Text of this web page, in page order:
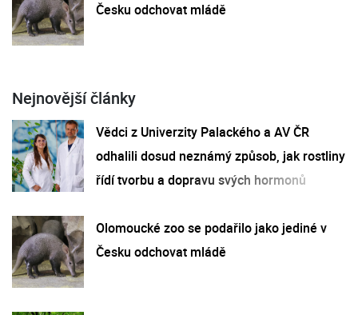
Česku odchovat mládě
Nejnovější články
Vědci z Univerzity Palackého a AV ČR
odhalili dosud neznámý způsob, jak rostliny
řídí tvorbu a dopravu svých hormonů
Olomoucké zoo se podařilo jako jediné v
Česku odchovat mládě